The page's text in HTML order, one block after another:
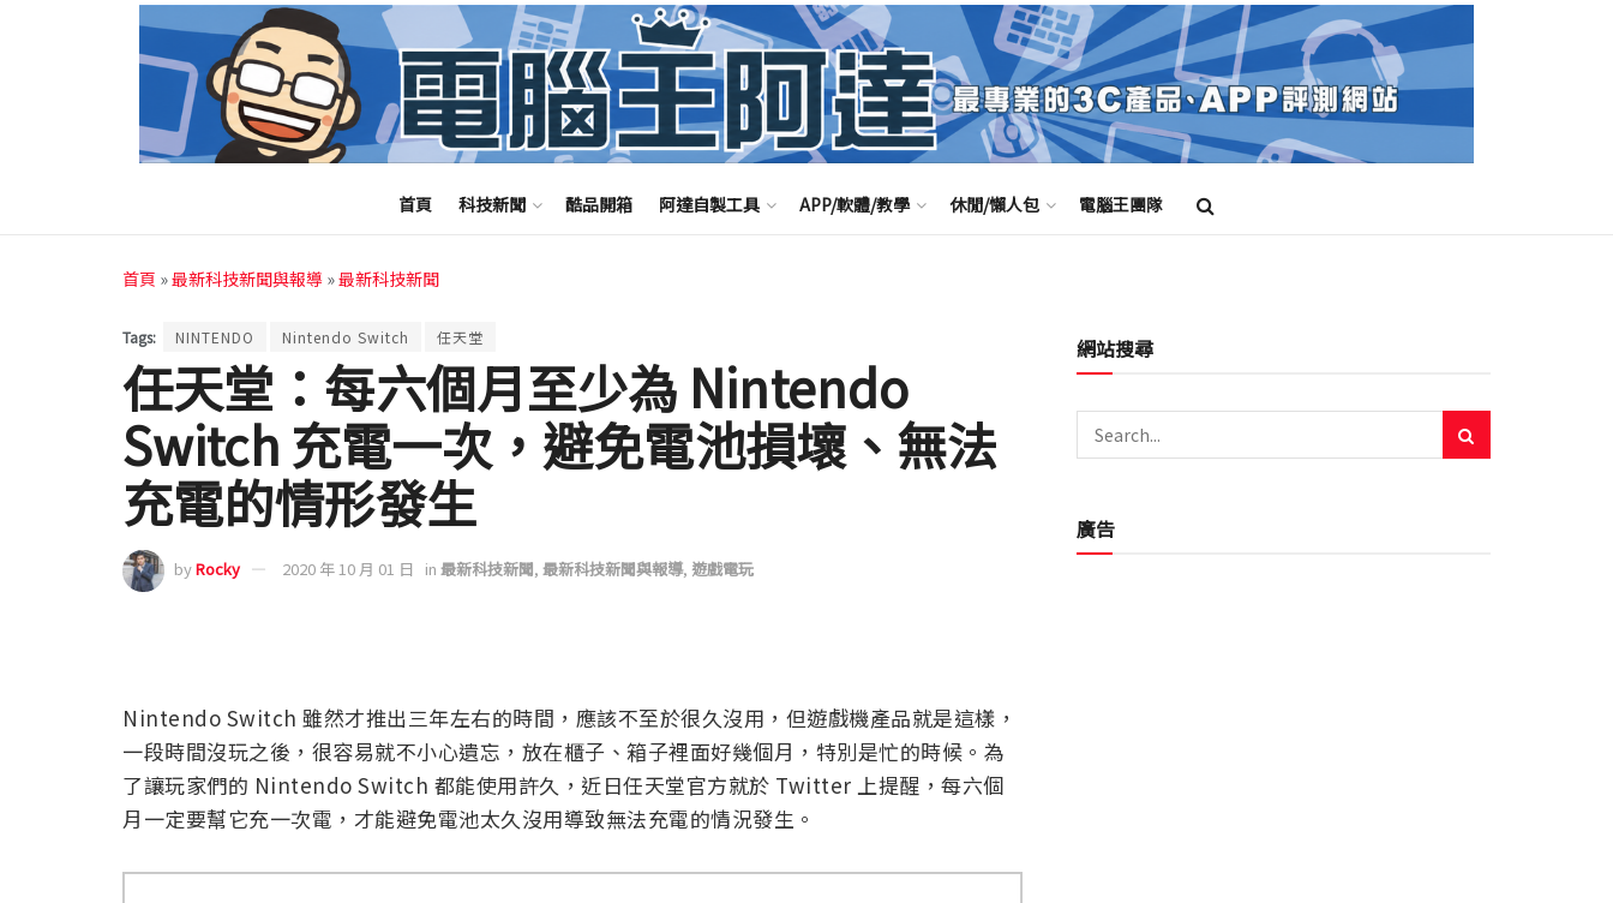
首頁 科技新聞 酷品開箱 阿達自製工具 APP/軟體/教學 休閒/懶人包 電腦王團隊
首頁 »最新科技新聞與報導 »最新科技新聞
Tags: NINTENDO Nintendo Switch 任天堂
任天堂：每六個月至少為 Nintendo
Switch 充電一次，避免電池損壞、無法
充電的情形發生
byRocky 2020 年 10 月 01 日 in 最新科技新聞, 最新科技新聞與報導, 遊戲電玩
Nintendo Switch 雖然才推出三年左右的時間，應該不至於很久沒用，但遊戲機產品就是這樣，
一段時間沒玩之後，很容易就不小心遺忘，放在櫃子、箱子裡面好幾個月，特別是忙的時候。為
了讓玩家們的 Nintendo Switch 都能使用許久，近日任天堂官方就於 Twitter 上提醒，每六個
月一定要幫它充一次電，才能避免電池太久沒用導致無法充電的情況發生。
網站搜尋
廣告